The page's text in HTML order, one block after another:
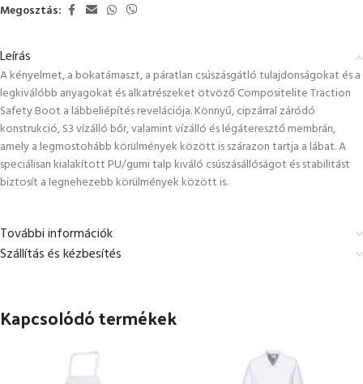
Megosztás:
Leírás
A kényelmet, a bokatámaszt, a páratlan csúszásgátló tulajdonságokat és a
legkiválóbb anyagokat és alkatrészeket ötvöző Compositelite Traction
Safety Boot a lábbeliépítés revelációja. Könnyű, cipzárral záródó
konstrukció, S3 vízálló bőr, valamint vízálló és légáteresztő membrán,
amely a legmostohább körülmények között is szárazon tartja a lábat. A
speciálisan kialakított PU/gumi talp kiváló csúszásállóságot és stabilitást
biztosít a legnehezebb körülmények között is.
További információk
Szállítás és kézbesítés
Kapcsolódó termékek